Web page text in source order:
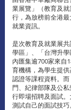
業展覽」（教育及
行，為放榜前全港
就業資訊。
是次教育及就業展
學區」、「台灣升
內匯集逾700家來自
育機構，為學生提
認證等課程資料。
門、紀律部隊及公
行即場招聘及面試
測試自己的面試技巧。